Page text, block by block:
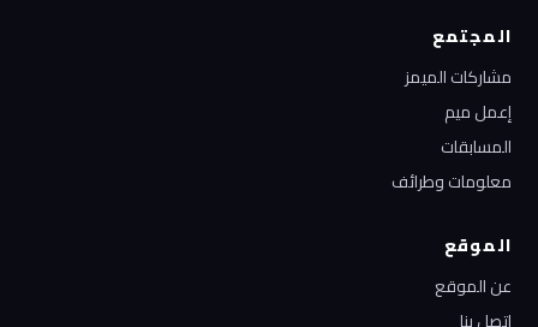
المجتمع
مشاركات الميمز
إعمل ميم
المسابقات
معلومات وطرائف
الموقع
عن الموقع